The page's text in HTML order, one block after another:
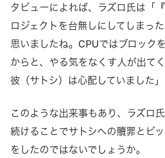
タビューによれば、ラズロ氏は「
ロジェクトを台無しにしてしまっ
思いましたね。CPUではブロック
からと、やる気をなくす人が出て
彼（サトシ）は心配していました」
このような出来事もあり、ラズロ
続けることでサトシへの贖罪とビ
をしたのではないでしょうか。